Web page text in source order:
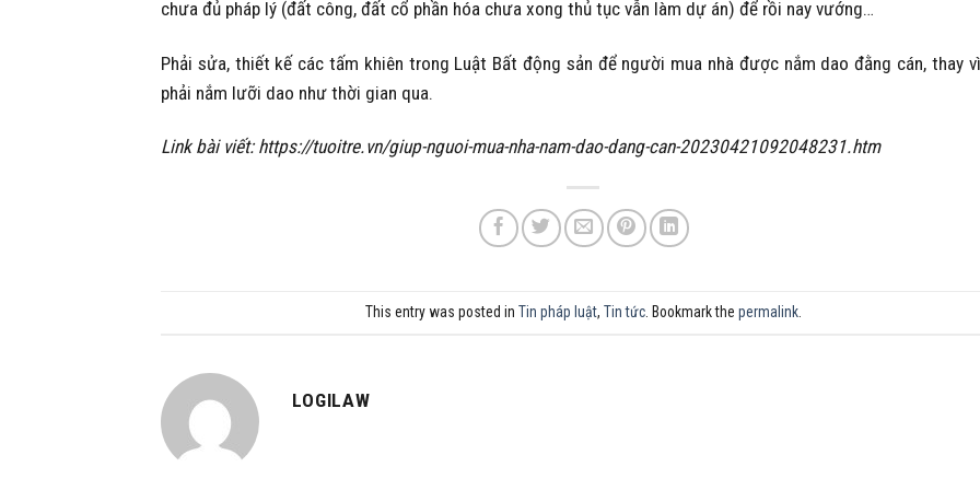
chưa đủ pháp lý (đất công, đất cổ phần hóa chưa xong thủ tục vẫn làm dự án) để rồi nay vướng…
Phải sửa, thiết kế các tấm khiên trong Luật Bất động sản để người mua nhà được nắm dao đằng cán, thay
phải nắm lưỡi dao như thời gian qua.
Link bài viết: https://tuoitre.vn/giup-nguoi-mua-nha-nam-dao-dang-can-20230421092048231.htm
This entry was posted in Tin pháp luật, Tin tức. Bookmark the permalink.
LOGILAW